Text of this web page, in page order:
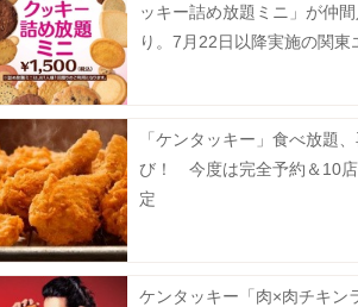
ッキー詰め放題ミニ」が仲間
り。7月22日以降実施の関東
「ケンタッキー」食べ放題
び！ 今度は完全予約＆10
定
ケンタッキー「肉×肉チキン